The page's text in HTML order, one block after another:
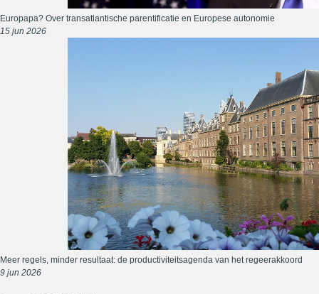
Europapa? Over transatlantische parentificatie en Europese autonomie
15 jun 2026
Meer regels, minder resultaat: de productiviteitsagenda van het regeerakkoord
9 jun 2026